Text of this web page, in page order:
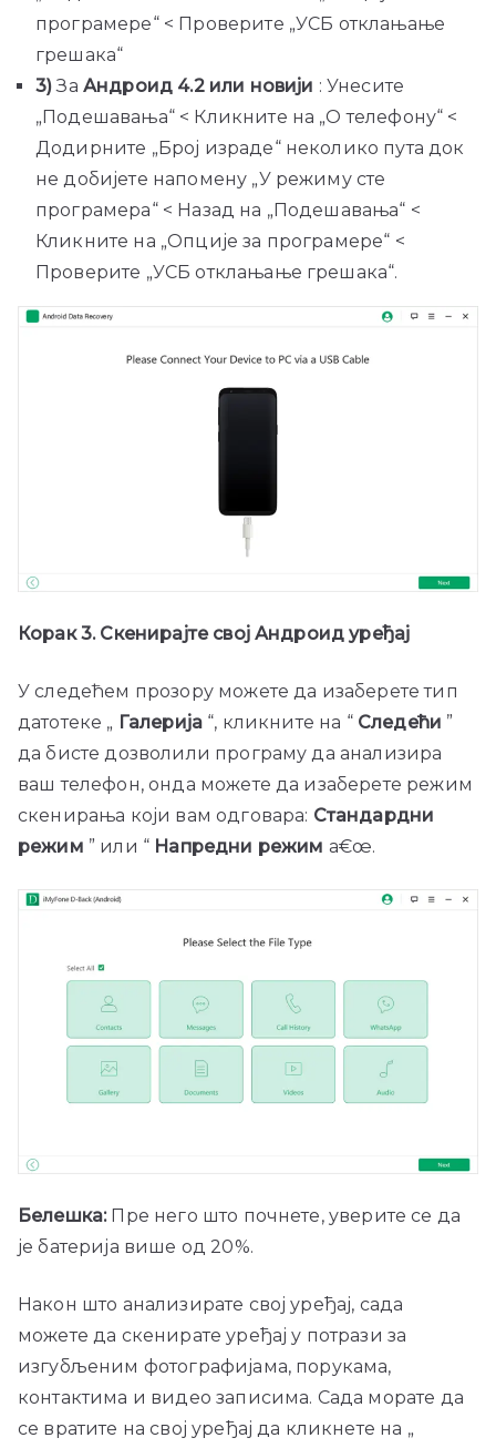
програмере“ < Проверите „УСБ отклањање
грешака“
3)За Андроид 4.2 или новији : Унесите
„Подешавања“ < Кликните на „О телефону“ <
Додирните „Број израде“ неколико пута док
не добијете напомену „У режиму сте
програмера“ < Назад на „Подешавања“ <
Кликните на „Опције за програмере“ <
Проверите „УСБ отклањање грешака“.
Корак 3. Скенирајте свој Андроид уређај
У следећем прозору можете да изаберете тип
датотеке „ Галерија “, кликните на “ Следећи ”
да бисте дозволили програму да анализира
ваш телефон, онда можете да изаберете режим
скенирања који вам одговара: Стандардни
режим ” или “ Напредни режим а€œ.
Белешка:Пре него што почнете, уверите се да
је батерија више од 20%.
Након што анализирате свој уређај, сада
можете да скенирате уређај у потрази за
изгубљеним фотографијама, порукама,
контактима и видео записима. Сада морате да
се вратите на свој уређај да кликнете на „